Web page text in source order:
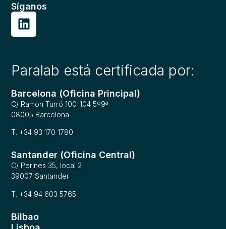
Síganos
Paralab está certificada por:
Barcelona (Oficina Principal)
C/ Ramon Turró 100-104 5º9ª
08005 Barcelona
T. +34 93 170 1780
Santander (Oficina Central)
C/ Perines 35, local 2
39007 Santander
T. +34 94 603 5765
Bilbao